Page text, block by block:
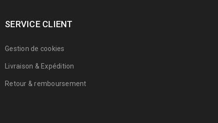
SERVICE CLIENT
Gestion de cookies
Livraison & Expédition
Retour & remboursement